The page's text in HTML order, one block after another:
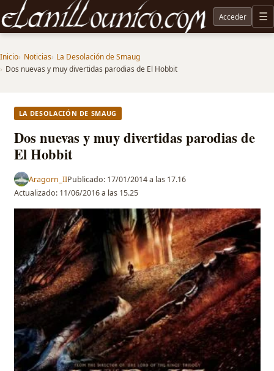
Noticias sobre Tolkien: El Señor de los Anillos, Los Anillos de Poder, La Caza de Gollum, la
Acceder
Inicio Noticias La Desolación de Smaug
Dos nuevas y muy divertidas parodias de El Hobbit
LA DESOLACIÓN DE SMAUG
Dos nuevas y muy divertidas parodias de
El Hobbit
Aragorn_IIPublicado: 17/01/2014 a las 17.16
Actualizado: 11/06/2016 a las 15.25